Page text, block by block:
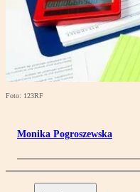
Foto: 123RF
Monika Pogroszewska